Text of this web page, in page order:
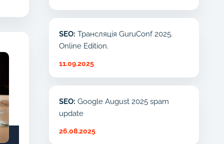
SEO: Трансляція GuruConf 2025.
Online Edition.
11.09.2025
SEO: Google August 2025 spam
update
26.08.2025